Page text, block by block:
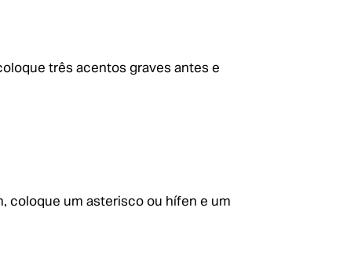
três acentos graves antes e
coloque um asterisco ou hífen e um